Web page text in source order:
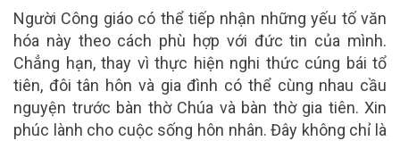
Người Công giáo có thể tiếp nhận những yếu tố văn
hóa này theo cách phù hợp với đức tin của mình.
Chẳng hạn, thay vì thực hiện nghi thức cúng bái tổ
tiên, đôi tân hôn và gia đình có thể cùng nhau cầu
nguyện trước bàn thờ Chúa và bàn thờ gia tiên. Xin
phúc lành cho cuộc sống hôn nhân. Đây không chỉ là